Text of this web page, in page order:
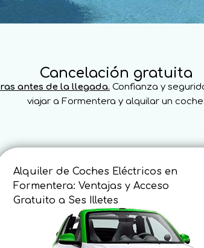
Cancelación gratuita
antes de la llegada. Confianza y
viajar a Formentera y alquilar un coche.
Alquiler de Coches Eléctricos en
Formentera: Ventajas y Acceso
Gratuito a Ses Illetes